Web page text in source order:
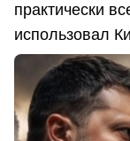
практически
использовал